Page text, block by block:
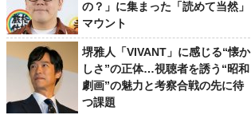
の？」に集まった「読めて当然」
マウント
堺雅人「VIVANT」に感じる“懐か
しさ”の正体…視聴者を誘う“昭和
劇画”の魅力と考察合戦の先に待
つ課題